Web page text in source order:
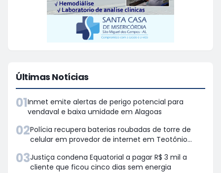
Últimas Notícias
01Inmet emite alertas de perigo potencial para
vendaval e baixa umidade em Alagoas
02Polícia recupera baterias roubadas de torre de
celular em provedor de internet em Teotônio
03Justiça condena Equatorial a pagar R$ 3 mil a
cliente que ficou cinco dias sem energia